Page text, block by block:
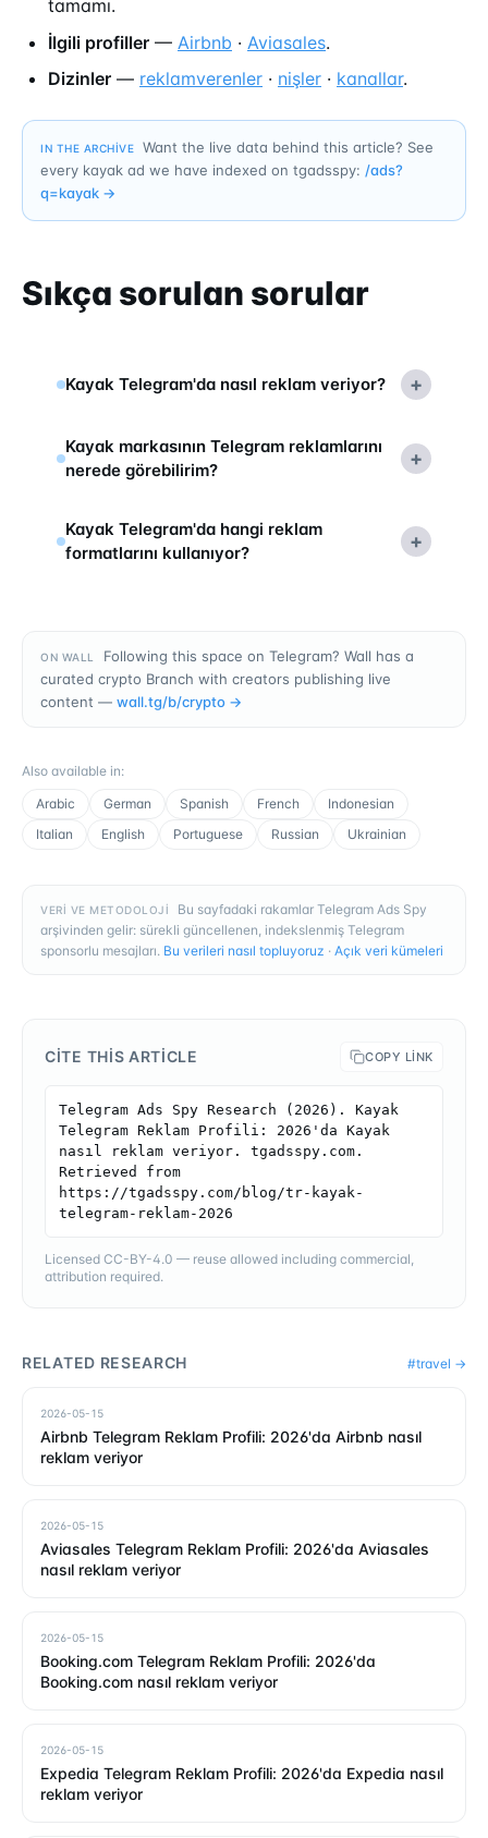
tamamı.
İlgili profiller — Airbnb · Aviasales.
Dizinler — reklamverenler · nişler · kanallar.
IN THE ARCHIVE
Want the live data behind this article? See
every kayak ad we have indexed on tgadsspy: /ads?
q=kayak →
Sıkça sorulan sorular
Kayak Telegram'da nasıl reklam veriyor? +
Kayak markasının Telegram reklamlarını
nerede görebilirim?
+
Kayak Telegram'da hangi reklam
formatlarını kullanıyor?
+
ON WALL
Following this space on Telegram? Wall has a
curated crypto Branch with creators publishing live
content — wall.tg/b/crypto →
Also available in:
Arabic
German Spanish French
Indonesian
Italian
English Portuguese Russian Ukrainian
VERI VE METODOLOJI
Bu sayfadaki rakamlar Telegram Ads Spy
arşivinden gelir: sürekli güncellenen, indekslenmiş Telegram
sponsorlu mesajları. Bu verileri nasıl topluyoruz · Açık veri kümeleri
CITE THIS ARTICLE COPY LINK
Telegram Ads Spy Research (2026). Kayak
Telegram Reklam Profili: 2026'da Kayak
nasıl reklam veriyor. tgadsspy.com.
Retrieved from
https://tgadsspy.com/blog/tr-kayak-
telegram-reklam-2026
Licensed CC-BY-4.0 — reuse allowed including commercial,
attribution required.
RELATED RESEARCH #travel →
2026-05-15
Airbnb Telegram Reklam Profili: 2026'da Airbnb nasıl
reklam veriyor
2026-05-15
Aviasales Telegram Reklam Profili: 2026'da Aviasales
nasıl reklam veriyor
2026-05-15
Booking.com Telegram Reklam Profili: 2026'da
Booking.com nasıl reklam veriyor
2026-05-15
Expedia Telegram Reklam Profili: 2026'da Expedia nasıl
reklam veriyor